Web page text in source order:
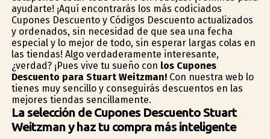
ayudarte! ¡Aquí encontrarás los más codiciados
Cupones Descuento y Códigos Descuento actualizados
y ordenados, sin necesidad de que sea una fecha
especial y lo mejor de todo, sin esperar largas colas en
las tiendas! Algo verdaderamente interesante,
¿verdad? ¡Pues vive tu sueño con los Cupones
Descuento para Stuart Weitzman!Con nuestra web lo
tienes muy sencillo y conseguirás descuentos en las
mejores tiendas sencillamente.
La selección de Cupones Descuento Stuart
Weitzman y haz tu compra más inteligente